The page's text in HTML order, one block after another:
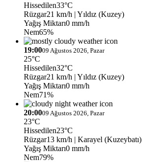
Hissedilen33°C
Rüzgar21 km/h | Yıldız (Kuzey)
Yağış Miktarı0 mm/h
Nem65%
19:0009 Ağustos 2026, Pazar
25°C
Hissedilen32°C
Rüzgar21 km/h | Yıldız (Kuzey)
Yağış Miktarı0 mm/h
Nem71%
20:0009 Ağustos 2026, Pazar
23°C
Hissedilen23°C
Rüzgar13 km/h | Karayel (Kuzeybatı)
Yağış Miktarı0 mm/h
Nem79%